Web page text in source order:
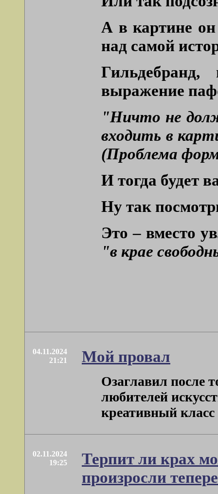
А в картине
над самой
Гильдебранд,
выражение
"Ничто не
входить в
(Проблема
И тогда будет
Ну так
Это – вместо
"в крае
04.11.2024
21:21
Мой провал
Озаглавил после
любителей
креативный класс
02.11.2024
19:25
Терпит ли крах
произросли